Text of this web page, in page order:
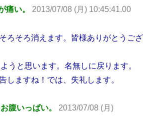
痛い。 2013/07/08 (月) 10:45:41.00
ろそろ消えます。皆様ありがとうござ
うと思います。名無しに戻ります。
しますね！では、失礼します。
腹いっぱい。 2013/07/08 (月)